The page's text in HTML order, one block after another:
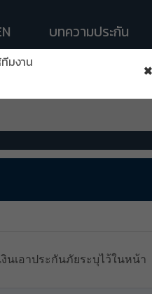
บทความประกัน
เอาประกันภัยระบุไว้ในหน้า
มงาน ×